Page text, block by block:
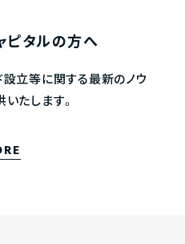
ピタルの方へ
設立等に関する最新のノウ
たします。